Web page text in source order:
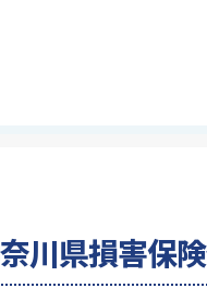
川県損害保